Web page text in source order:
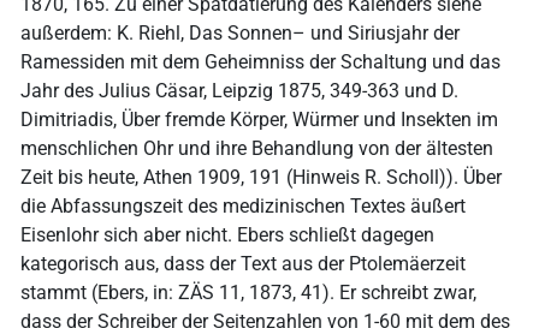
1870, 165. Zu einer Spätdatierung des Kalenders siehe
außerdem: K. Riehl, Das Sonnen– und Siriusjahr der
Ramessiden mit dem Geheimniss der Schaltung und das
Jahr des Julius Cäsar, Leipzig 1875, 349-363 und D.
Dimitriadis, Über fremde Körper, Würmer und Insekten im
menschlichen Ohr und ihre Behandlung von der ältesten
Zeit bis heute, Athen 1909, 191 (Hinweis R. Scholl)). Über
die Abfassungszeit des medizinischen Textes äußert
Eisenlohr sich aber nicht. Ebers schließt dagegen
kategorisch aus, dass der Text aus der Ptolemäerzeit
stammt (Ebers, in: ZÄS 11, 1873, 41). Er schreibt zwar,
dass der Schreiber der Seitenzahlen von 1-60 mit dem des